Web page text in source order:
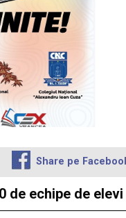
Share pe
de echipe de